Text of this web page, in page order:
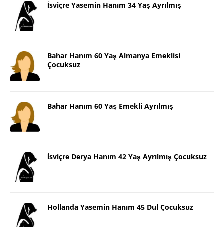
İsviçre Yasemin Hanım 34 Yaş Ayrılmış
Bahar Hanım 60 Yaş Almanya Emeklisi
Çocuksuz
Bahar Hanım 60 Yaş Emekli Ayrılmış
İsviçre Derya Hanım 42 Yaş Ayrılmış Çocuksuz
Hollanda Yasemin Hanım 45 Dul Çocuksuz